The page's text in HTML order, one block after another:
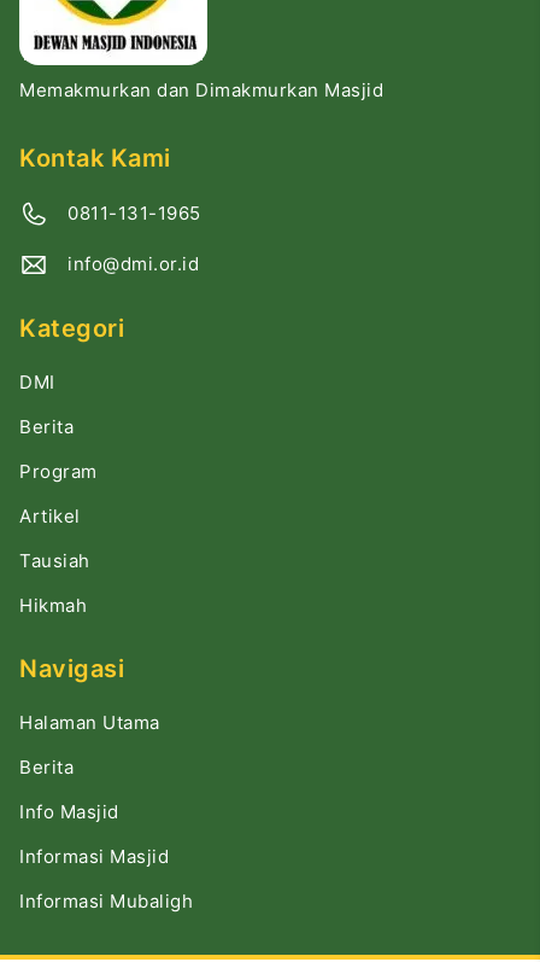
Memakmurkan dan Dimakmurkan Masjid
Kontak Kami
0811-131-1965
info@dmi.or.id
Kategori
DMI
Berita
Program
Artikel
Tausiah
Hikmah
Navigasi
Halaman Utama
Berita
Info Masjid
Informasi Masjid
Informasi Mubaligh